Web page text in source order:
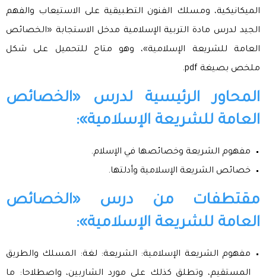
الميكانيكية، ومسلك الفنون التطبيقية على الاستيعاب والفهم
الجيد لدرس مادة التربية الإسلامية مدخل الاستجابة «الخصائص
العامة للشريعة الإسلامية»، وهو متاح للتحميل على شكل
ملخص بصيغة pdf.
المحاور الرئيسية لدرس «الخصائص
العامة للشريعة الإسلامية»:
مفهوم الشريعة وخصائصها في الإسلام.
خصائص الشريعة الإسلامية وأدلتها.
مقتطفات من درس «الخصائص
العامة للشريعة الإسلامية»:
مفهوم الشريعة الإسلامية: الشريعة: لغة: المسلك والطريق
المستقيم، وتطلق كذلك على مورد الشاربين، واصطلاحا: ما